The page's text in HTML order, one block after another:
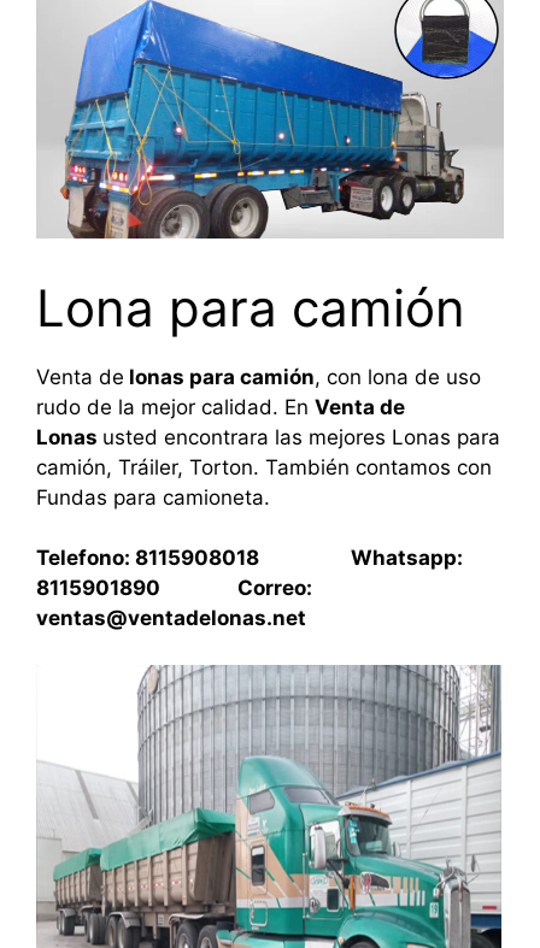
Lona para camión
Venta de lonas para camión, con lona de uso
rudo de la mejor calidad. En Venta de
Lonas usted encontrara las mejores Lonas para
camión, Tráiler, Torton. También contamos con
Fundas para camioneta.
Telefono: 8115908018 Whatsapp:
8115901890 Correo:
ventas@ventadelonas.net